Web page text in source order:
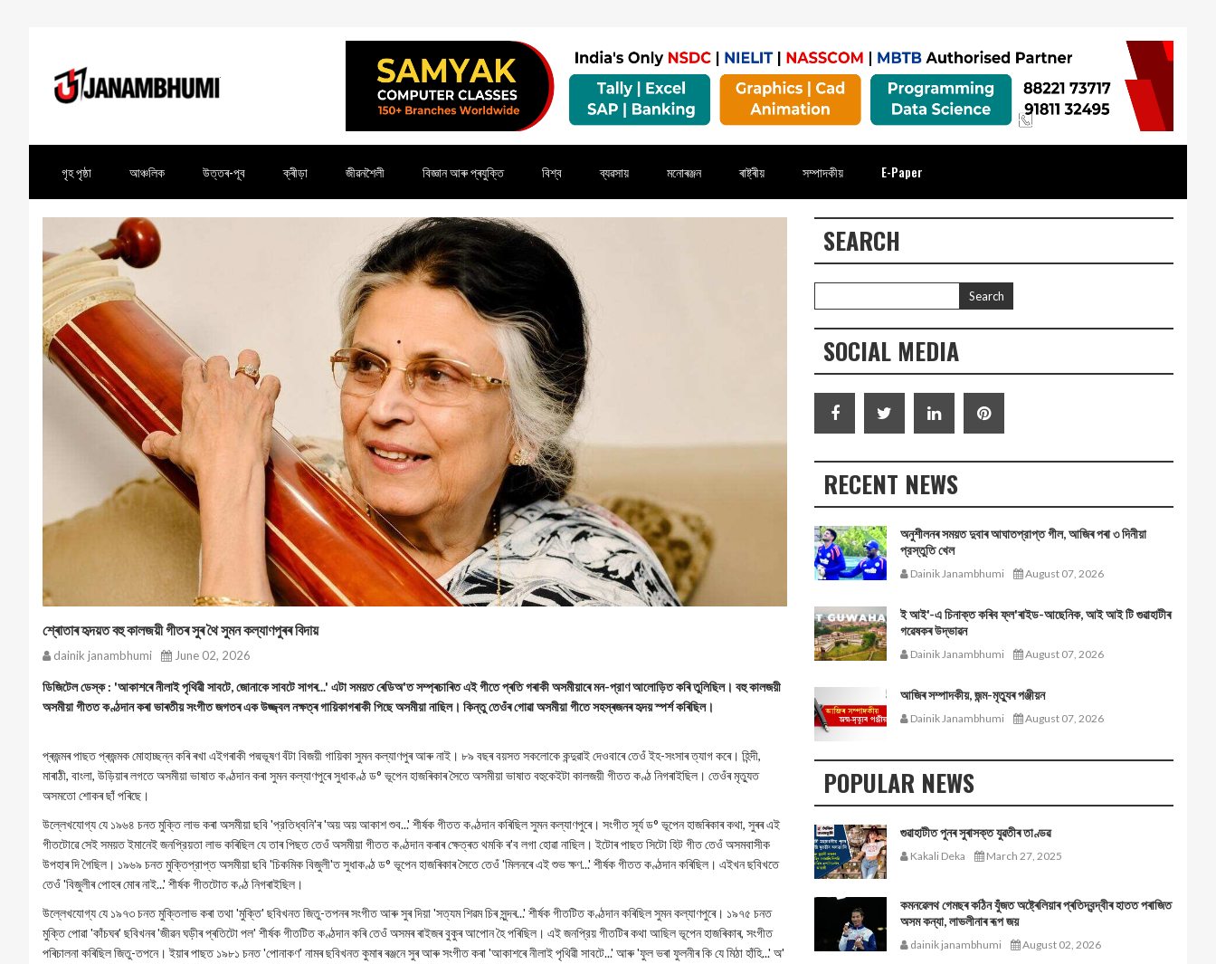
গৃহ পৃষ্ঠা আঞ্চলিক উত্তৰ-পূব ক্ৰীড়া জীৱনশৈলী বিজ্ঞান আৰু প্ৰযুক্তি বিশ্ব ব্যৱসায় মনোৰঞ্জন ৰাষ্ট্ৰীয় সম্পাদকীয় E-Paper
শ্ৰোতাৰ হৃদয়ত বহু কালজয়ী গীতৰ সুৰ থৈ সুমন কল্যাণপুৰৰ বিদায়
dainik janambhumi June 02, 2026
ডিজিটেল ডেস্ক : 'আকাশৰে নীলাই পৃথিৱী সাবটে, জোনাকে সাবটে সাগৰ...' এটা সময়ত ৰেডিঅ'ত সম্প্ৰচাৰিত এই গীতে প্ৰতি গৰাকী অসমীয়াৰে মন-প্রাণ আলোড়িত কৰি তুলিছিল। বহু কালজয়ী
অসমীয়া গীতত কণ্ঠদান কৰা ভাৰতীয় সংগীত জগতৰ এক উজ্জ্বল নক্ষত্ৰ গায়িকাগৰাকী পিছে অসমীয়া নাছিল। কিন্তু তেওঁৰ গোৱা অসমীয়া গীতে সহস্ৰজনৰ হৃদয় স্পর্শ কৰিছিল।
প্ৰজন্মৰ পাছত প্ৰজন্মক মোহাচ্ছন্ন কৰি ৰখা এইগৰাকী পদ্মভূষণ বঁটা বিজয়ী গায়িকা সুমন কল্যাণপুৰ আৰু নাই। ৮৯ বছৰ বয়সত সকলোকে কন্দুৱাই দেওবাৰে তেওঁ ইহ-সংসাৰ ত্যাগ কৰে। হিন্দী,
মাৰাঠী, বাংলা, উড়িয়াৰ লগতে অসমীয়া ভাষাত কণ্ঠদান কৰা সুমন কল্যাণপুৰে সুধাকণ্ঠ ড° ভূপেন হাজৰিকাৰ সৈতে অসমীয়া ভাষাত বহুকেইটা কালজয়ী গীতত কণ্ঠ নিগৰাইছিল। তেওঁৰ মৃত্যুত
অসমতো শোকৰ ছাঁ পৰিছে।
উল্লেখযোগ্য যে ১৯৬৪ চনত মুক্তি লাভ কৰা অসমীয়া ছবি 'প্রতিধ্বনি'ৰ 'অয় অয় আকাশ শুব...' শীর্ষক গীতত কণ্ঠদান কৰিছিল সুমন কল্যাণপুৰে। সংগীত সূর্য ড° ভূপেন হাজৰিকাৰ কথা, সুৰৰ এই
গীতটোৱে সেই সময়ত ইমানেই জনপ্রিয়তা লাভ কৰিছিল যে তাৰ পিছত তেওঁ অসমীয়া গীতত কণ্ঠদান কৰাৰ ক্ষেত্ৰত থমকি ৰ'ব লগা হোৱা নাছিল। ইটোৰ পাছত সিটো হিট গীত তেওঁ অসমবাসীক
উপহাৰ দি গৈছিল। ১৯৬৯ চনত মুক্তিপ্রাপ্ত অসমীয়া ছবি 'চিকমিক বিজুলী'ত সুধাকণ্ঠ ড° ভূপেন হাজৰিকাৰ সৈতে তেওঁ 'মিলনৰে এই শুভ ক্ষণ...' শীর্ষক গীতত কণ্ঠদান কৰিছিল। এইখন ছবিখতে
তেওঁ 'বিজুলীৰ পোহৰ মোৰ নাই...' শীর্ষক গীতটোত কণ্ঠ নিগৰাইছিল।
উল্লেখযোগ্য যে ১৯৭৩ চনত মুক্তিলাভ কৰা তথা 'মুক্তি' ছবিখনত জিতু-তপনৰ সংগীত আৰু সুৰ দিয়া 'সত্যম শিৱম চিৰ সুন্দৰ...' শীর্ষক গীতটিত কণ্ঠদান কৰিছিল সুমন কল্যাণপুৰে। ১৯৭৫ চনত
মুক্তি পোৱা 'কাঁচঘৰ' ছবিখনৰ 'জীৱন ঘড়ীৰ প্ৰতিটো পল' শীর্ষক গীতটিত কণ্ঠদান কৰি তেওঁ অসমৰ ৰাইজৰ বুকুৰ আপোন হৈ পৰিছিল। এই জনপ্রিয় গীতটিৰ কথা আছিল ভূপেন হাজৰিকাৰ, সংগীত
পৰিচালনা কৰিছিল জিতু-তপনে। ইয়াৰ পাছত ১৯৮১ চনত 'পোনাকণ' নামৰ ছবিখনত কুমাৰ ৰঞ্জনে সুৰ আৰু সংগীত কৰা 'আকাশৰে নীলাই পৃথিৱী সাবটে...' আৰু 'ফুল ভৰা ফুলনীৰ কি যে মিঠা হাঁহি...' অ'
SEARCH
SOCIAL MEDIA
RECENT NEWS
অনুশীলনৰ সময়ত দুবাৰ আঘাতপ্রাপ্ত গীল, আজিৰ পৰা ৩ দিনীয়া
প্রস্তুতি খেল
Dainik Janambhumi August 07, 2026
ই আই'-এ চিনাক্ত কৰিব ফ্ল'ৰাইড-আছেনিক, আই আই টি গুৱাহাটীৰ
গৱেষকৰ উদ্ভাৱন
Dainik Janambhumi August 07, 2026
আজিৰ সম্পাদকীয়, জন্ম-মৃত্যুৰ পঞ্জীয়ন
Dainik Janambhumi August 07, 2026
POPULAR NEWS
গুৱাহাটীত পুনৰ সুৰাসক্ত যুৱতীৰ তাণ্ডৱ
Kakali Deka March 27, 2025
কমনৱেলথ গেমছৰ কঠিন যুঁজত অষ্ট্ৰেলিয়াৰ প্ৰতিদ্বন্দ্বীৰ হাতত পৰাজিত
অসম কন্যা, লাভলীনাৰ ৰূপ জয়
dainik janambhumi August 02, 2026